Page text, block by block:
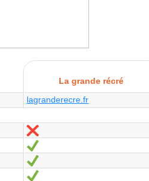
La grande récré
lagranderecre.fr
No
Sí
Sí